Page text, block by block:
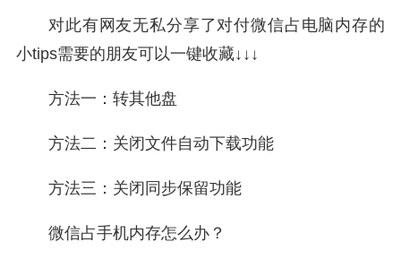
对此有网友无私分享了对付微信占电脑内存的
小tips需要的朋友可以一键收藏↓↓↓
方法一：转其他盘
方法二：关闭文件自动下载功能
方法三：关闭同步保留功能
微信占手机内存怎么办？